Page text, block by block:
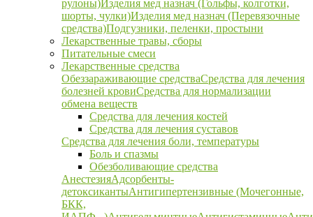
рулоны)Изделия мед назнач (Гольфы, колготки,
шорты, чулки)Изделия мед назнач (Перевязочные
средства)Подгузники, пеленки, простыни
Лекарственные травы, сборы
Питательные смеси
Лекарственные средства
Обеззараживающие средстваСредства для лечения
болезней кровиСредства для нормализации
обмена веществ
Средства для лечения костей
Средства для лечения суставов
Средства для лечения боли, температуры
Боль и спазмы
Обезболивающие средства
АнестезияАдсорбенты-
детоксикантыАнтигипертензивные (Мочегонные,
БКК,